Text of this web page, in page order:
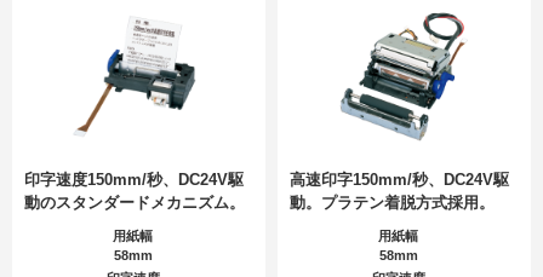
印字速度150mm/秒、DC24V駆
動のスタンダードメカニズム。
用紙幅
58mm
高速印字150mm/秒、DC24V駆
動。プラテン着脱方式採用。
用紙幅
58mm